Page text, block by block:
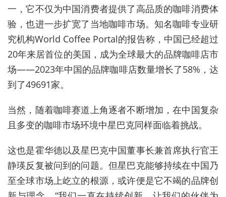
一，它不仅为中国消费者提供了高品质的咖啡消费体
验，也进一步扩宽了当地咖啡市场。知名咖啡专业研
究机构World Coffee Portal的报告称，中国已经超过
20年来居首位的美国，成为全球最大的品牌咖啡店市
场——2023年中国的品牌咖啡店数量增长了58%，达
到了49691家。
当然，随着咖啡赛道上角逐者不断增加，在中国复杂
且多变的咖啡市场环境中星巴克同样面临着挑战。
这也是霍华德以及星巴克中国董事长兼首席执行官王
静瑛反复被问到的问题。但星巴克能够持续在中国乃
至全球市场上屹立的根源，或许便是它不竭的品牌创